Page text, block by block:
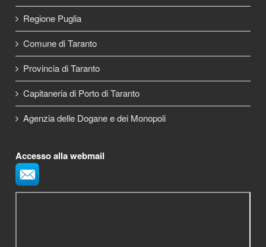
Regione Puglia
Comune di Taranto
Provincia di Taranto
Capitaneria di Porto di Taranto
Agenzia delle Dogane e dei Monopoli
Accesso alla webmail